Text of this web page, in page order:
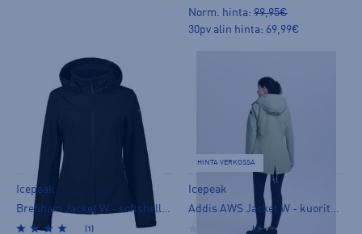
Norm. hinta: 99,95€
30pv alin hinta: 69,99€
Icepeak
Brenham Jacket W - softshelltakki
(1)
HINTA VERKOSSA
Icepeak
Addis AWS Jacket W - kuoritakki
(0)